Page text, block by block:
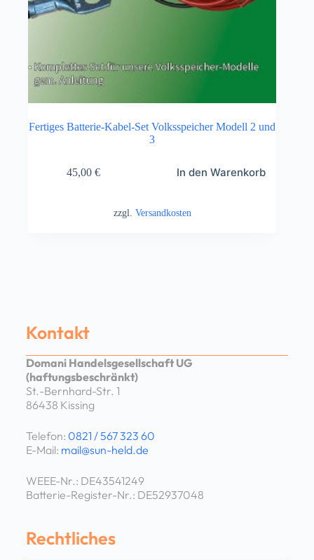
Fertiges Batterie-Kabel-Set Volksspeicher Modell 2 und
3
45,00 € In den Warenkorb
zzgl. Versandkosten
Kontakt
Domani Handelsgesellschaft UG
(haftungsbeschränkt)
St.-Bernhard-Str. 1
86438 Kissing
Telefon: 0821 / 567 323 60
E-Mail: mail@sun-held.de
WEEE-Nr.: DE43541249
Batterie-Register-Nr.: DE52937048
Rechtliches